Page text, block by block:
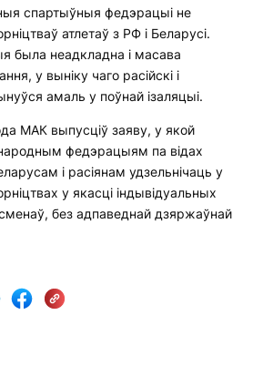
спартыўныя федэрацыі не
атлетаў з РФ і Беларусі.
была неадкладна і масава
у выніку чаго расійскі і
амаль у поўнай ізаляцыі.
МАК выпусціў заяву, у якой
федэрацыям па відах
і расіянам удзельнічаць у
у якасці індывідуальных
без адпаведнай дзяржаўнай